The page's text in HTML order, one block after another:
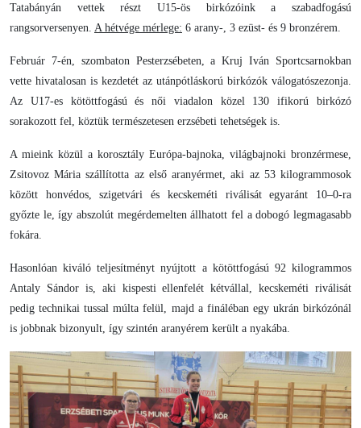
Tatabányán vettek részt U15-ös birkózóink a szabadfogású
rangsorversenyen. A hétvége mérlege: 6 arany-, 3 ezüst- és 9 bronzérem.
Február 7-én, szombaton Pesterzsébeten, a Kruj Iván Sportcsarnokban
vette hivatalosan is kezdetét az utánpótláskorú birkózók válogatószezonja.
Az U17-es kötöttfogású és női viadalon közel 130 ifikorú birkózó
sorakozott fel, köztük természetesen erzsébeti tehetségek is.
A mieink közül a korosztály Európa-bajnoka, világbajnoki bronzérmese,
Zsitovoz Mária szállította az első aranyérmet, aki az 53 kilogrammosok
között honvédos, szigetvári és kecskeméti riválisát egyaránt 10–0-ra
győzte le, így abszolút megérdemelten állhatott fel a dobogó legmagasabb
fokára.
Hasonlóan kiváló teljesítményt nyújtott a kötöttfogású 92 kilogrammos
Antaly Sándor is, aki kispesti ellenfelét kétvállal, kecskeméti riválisát
pedig technikai tussal múlta felül, majd a fináléban egy ukrán birkózónál
is jobbnak bizonyult, így szintén aranyérem került a nyakába.